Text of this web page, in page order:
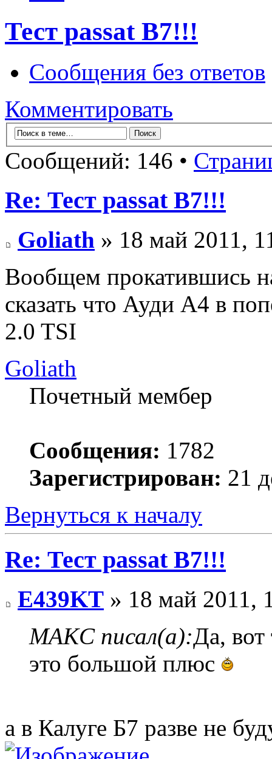
Тест passat B7!!!
Сообщения без ответов
Комментировать
Сообщений: 146 •
Re: Тест passat B7!!!
Goliath » 18 май 2011,
Вообщем прокатившись
сказать что Ауди А4 в
2.0 TSI
Goliath
Почетный мембер
Сообщения: 1782
Зарегистрирован: 21
Вернуться к началу
Re: Тест passat B7!!!
E439KT » 18 май 2011,
MAKC писал(а):Да, вот
это большой плюс
а в Калуге Б7 разве не